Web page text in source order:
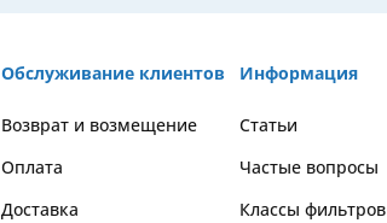
Обслуживание клиентов
Возврат и возмещение
Оплата
Доставка
Информация
Статьи
Частые вопросы
Классы фильтров